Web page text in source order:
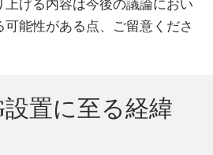
げる内容は今後の議論におい
能性がある点、ご留意くださ
置に至る経緯